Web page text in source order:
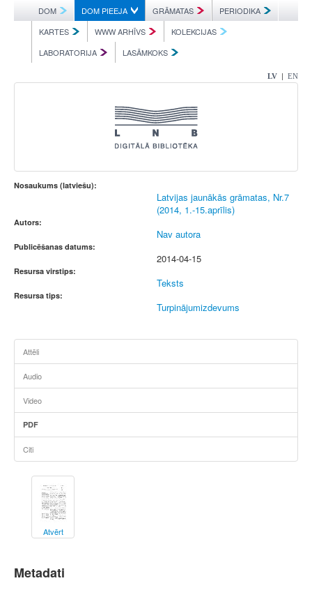
DOM DOM PIEEJA GRĀMATAS
PERIODIKA
KARTES
WWW ARHĪVS
KOLEKCIJAS
LABORATORIJA
LASĀMKOKS
LV | EN
Nosaukums (latviešu):
Latvijas jaunākās grāmatas, Nr.7
(2014, 1.-15.aprīlis)
Autors:
Nav autora
Publicēšanas datums:
2014-04-15
Resursa virstips:
Teksts
Resursa tips:
Turpinājumizdevums
Attēli
Audio
Video
PDF
Citi
Atvērt
Metadati